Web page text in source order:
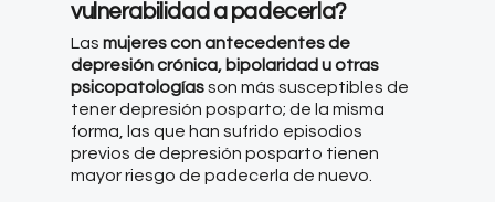
vulnerabilidad a padecerla?
Las mujeres con antecedentes de
depresión crónica, bipolaridad u otras
psicopatologíasson más susceptibles de
tener depresión posparto; de la misma
forma, las que han sufrido episodios
previos de depresión posparto tienen
mayor riesgo de padecerla de nuevo.